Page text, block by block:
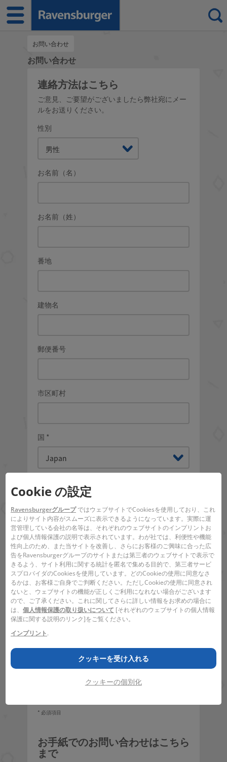
お問い合わせ
お問い合わせ
連絡方法はこちら
ご意見、ご要望がございましたら弊社宛にメー
ルをお送りください。
性別
男性
お名前（名）
お名前（姓）
番地
建物名
郵便番号
市区町村
国 *
Japan
件名*
お問い合わせ内容*
セキュリティ確認*
* 必須項目
お手紙でのお問い合わせはこちら
まで
Cookie の設定
RavensburgerグループではウェブサイトでCookiesを使用しており、これ
によりサイト内容がスムーズに表示できるようになっています。実際に運
営管理している会社の名等は、それぞれのウェブサイトのインプリントお
よび個人情報保護の説明で表示されています。わが社では、利便性や機能
性向上のため、また当サイトを改善し、さらにお客様のご興味に合った広
告をRavensburgerグループのサイトまたは第三者のウェブサイトで表示で
きるよう、サイト利用に関する統計を匿名で集める目的で、第三者サービ
スプロバイダのCookiesを使用しています。どのCookieの使用に同意なさ
るかは、お客様ご自身でご判断ください。ただしCookieの使用に同意され
ないと、ウェブサイトの機能が正しくご利用になれない場合がございます
ので、ご了承ください。これに関してさらに詳しい情報をお求めの場合に
は、 個人情報保護の取り扱いについて [それぞれのウェブサイトの個人情報
保護に関する説明のリンク]をご覧ください。
インプリント.
クッキーを受け入れる
クッキーの個別化